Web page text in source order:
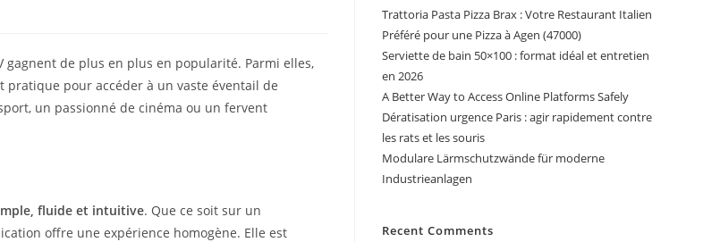
de plus en plus en popularité. Parmi elles,
pour accéder à un vaste éventail de
un passionné de cinéma ou un fervent
fluide et intuitive. Que ce soit sur un
offre une expérience homogène. Elle est
Trattoria Pasta Pizza Brax : Votre Restaurant Italien
Préféré pour une Pizza à Agen (47000)
Serviette de bain 50×100 : format idéal et entretien
en 2026
A Better Way to Access Online Platforms Safely
Dératisation urgence Paris : agir rapidement contre
les rats et les souris
Modulare Lärmschutzwände für moderne
Industrieanlagen
Recent Comments